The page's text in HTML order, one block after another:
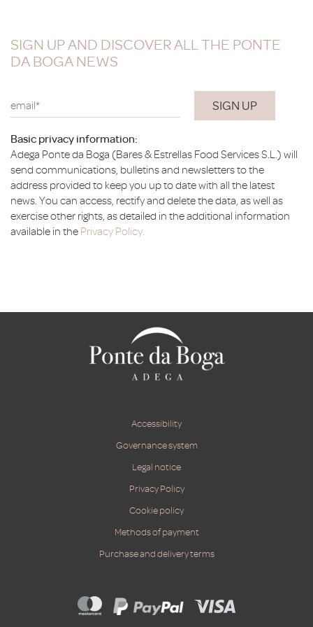
SIGN UP AND DISCOVER ALL THE PONTE
DA BOGA NEWS
email*
Basic privacy information:
Adega Ponte da Boga (Bares & Estrellas Food Services S.L.) will
send communications, bulletins and newsletters to the
address provided to keep you up to date with all the latest
news. You can access, rectify and delete the data, as well as
exercise other rights, as detailed in the additional information
available in the Privacy Policy.
Accessibility
Governance system
Legal notice
Privacy Policy
Cookie policy
Methods of payment
Purchase and delivery terms